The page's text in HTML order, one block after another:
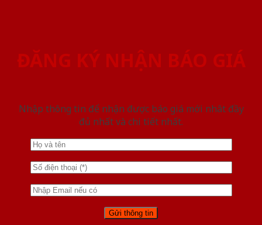
ĐĂNG KÝ NHẬN BÁO GIÁ
Nhập thông tin để nhận được báo giá mới nhât đầy
đủ nhất và chi tiết nhất.